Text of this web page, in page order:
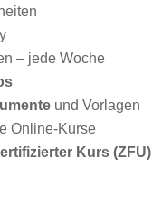
– jede Woche
und Vorlagen
Online-Kurse
Kurs (ZFU)